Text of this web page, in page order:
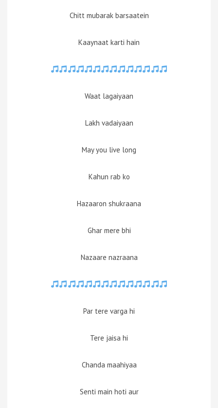
Chitt mubarak barsaatein
Kaaynaat karti hain
Waat lagaiyaan
Lakh vadaiyaan
May you live long
Kahun rab ko
Hazaaron shukraana
Ghar mere bhi
Nazaare nazraana
Par tere varga hi
Tere jaisa hi
Chanda maahiyaa
Senti main hoti aur